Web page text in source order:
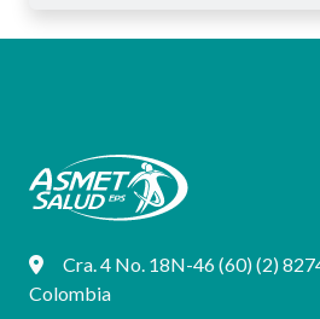
Cra. 4 No. 18N-46 (60) (2)
Colombia